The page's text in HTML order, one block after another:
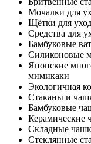
Мочалки для
Щётки для
Средства для
Бамбуковые
Силиконовые
Японские
мимикаки
Экологичная
Стаканы и
Бамбуковые
Керамические
Складные
Стеклянные